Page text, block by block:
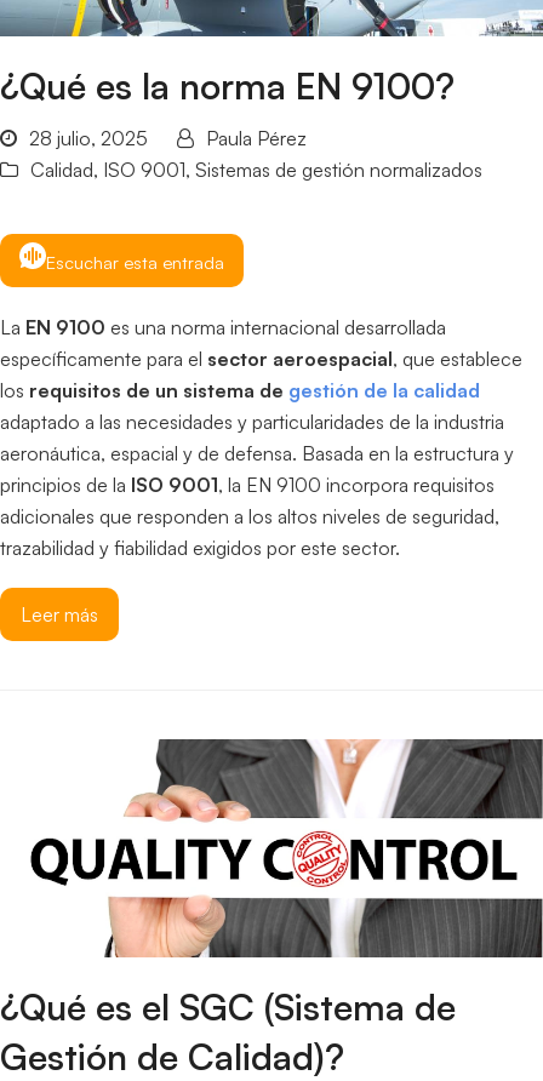
¿Qué es la norma EN 9100?
28 julio, 2025
Paula Pérez
Calidad, ISO 9001, Sistemas de gestión normalizados
Escuchar esta entrada
La EN 9100 es una norma internacional desarrollada
específicamente para el sector aeroespacial, que establece
los requisitos de un sistema de gestión de la calidad
adaptado a las necesidades y particularidades de la industria
aeronáutica, espacial y de defensa. Basada en la estructura y
principios de la ISO 9001, la EN 9100 incorpora requisitos
adicionales que responden a los altos niveles de seguridad,
trazabilidad y fiabilidad exigidos por este sector.
Leer más
¿Qué es el SGC (Sistema de
Gestión de Calidad)?